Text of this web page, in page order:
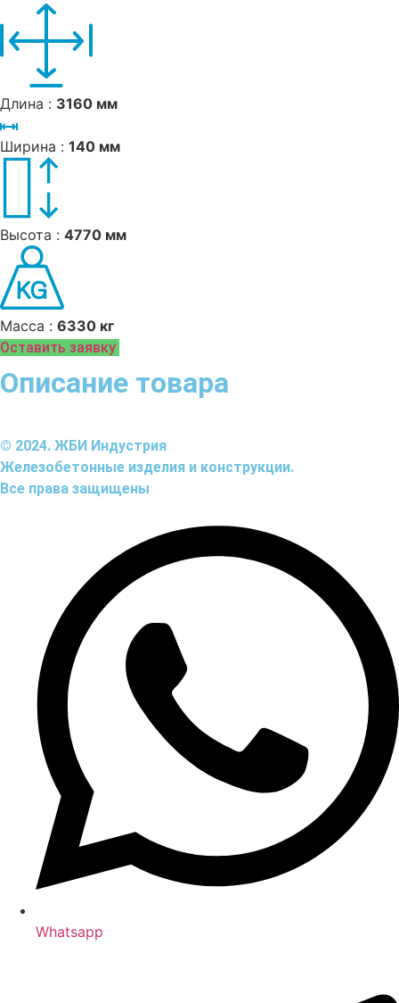
Длина : 3160 мм
Ширина : 140 мм
Высота : 4770 мм
Масса : 6330 кг
Оставить заявку
Описание товара
© 2024. ЖБИ Индустрия
Железобетонные изделия и конструкции.
Все права защищены
Whatsapp